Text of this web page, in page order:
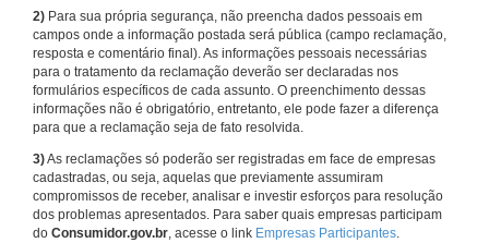
2) Para sua própria segurança, não preencha dados pessoais em
campos onde a informação postada será pública (campo reclamação,
resposta e comentário final). As informações pessoais necessárias
para o tratamento da reclamação deverão ser declaradas nos
formulários específicos de cada assunto. O preenchimento dessas
informações não é obrigatório, entretanto, ele pode fazer a diferença
para que a reclamação seja de fato resolvida.
3)As reclamações só poderão ser registradas em face de empresas
cadastradas, ou seja, aquelas que previamente assumiram
compromissos de receber, analisar e investir esforços para resolução
dos problemas apresentados. Para saber quais empresas participam
do Consumidor.gov.br, acesse o link Empresas Participantes.